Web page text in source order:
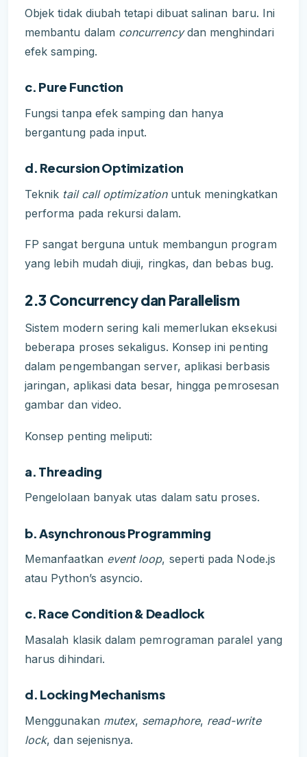
Objek tidak diubah tetapi dibuat salinan baru. Ini
membantu dalam concurrencydan menghindari
efek samping.
c. Pure Function
Fungsi tanpa efek samping dan hanya
bergantung pada input.
d. Recursion Optimization
Teknik tail call optimizationuntuk meningkatkan
performa pada rekursi dalam.
FP sangat berguna untuk membangun program
yang lebih mudah diuji, ringkas, dan bebas bug.
2.3 Concurrency dan Parallelism
Sistem modern sering kali memerlukan eksekusi
beberapa proses sekaligus. Konsep ini penting
dalam pengembangan server, aplikasi berbasis
jaringan, aplikasi data besar, hingga pemrosesan
gambar dan video.
Konsep penting meliputi:
a. Threading
Pengelolaan banyak utas dalam satu proses.
b. Asynchronous Programming
Memanfaatkan event loop, seperti pada Node.js
atau Python’s asyncio.
c. Race Condition & Deadlock
Masalah klasik dalam pemrograman paralel yang
harus dihindari.
d. Locking Mechanisms
Menggunakan mutex, semaphore, read-write
lock, dan sejenisnya.